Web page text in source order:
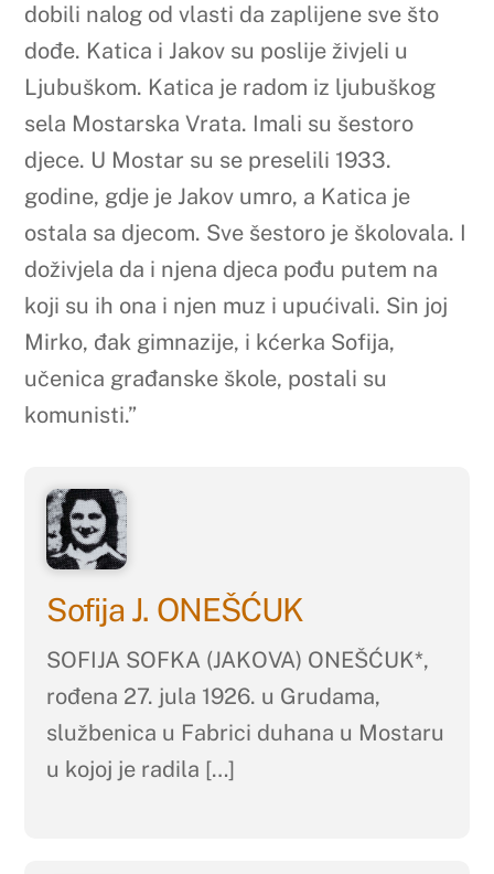
dobili nalog od vlasti da zaplijene sve što
dođe. Katica i Jakov su poslije živjeli u
Ljubuškom. Katica je radom iz ljubuškog
sela Mostarska Vrata. Imali su šestoro
djece. U Mostar su se preselili 1933.
godine, gdje je Jakov umro, a Katica je
ostala sa djecom. Sve šestoro je školovala. I
doživjela da i njena djeca pođu putem na
koji su ih ona i njen muz i upućivali. Sin joj
Mirko, đak gimnazije, i kćerka Sofija,
učenica građanske škole, postali su
komunisti.”
Sofija J. ONEŠĆUK
SOFIJA SOFKA (JAKOVA) ONEŠĆUK*,
rođena 27. jula 1926. u Grudama,
službenica u Fabrici duhana u Mostaru
u kojoj je radila […]